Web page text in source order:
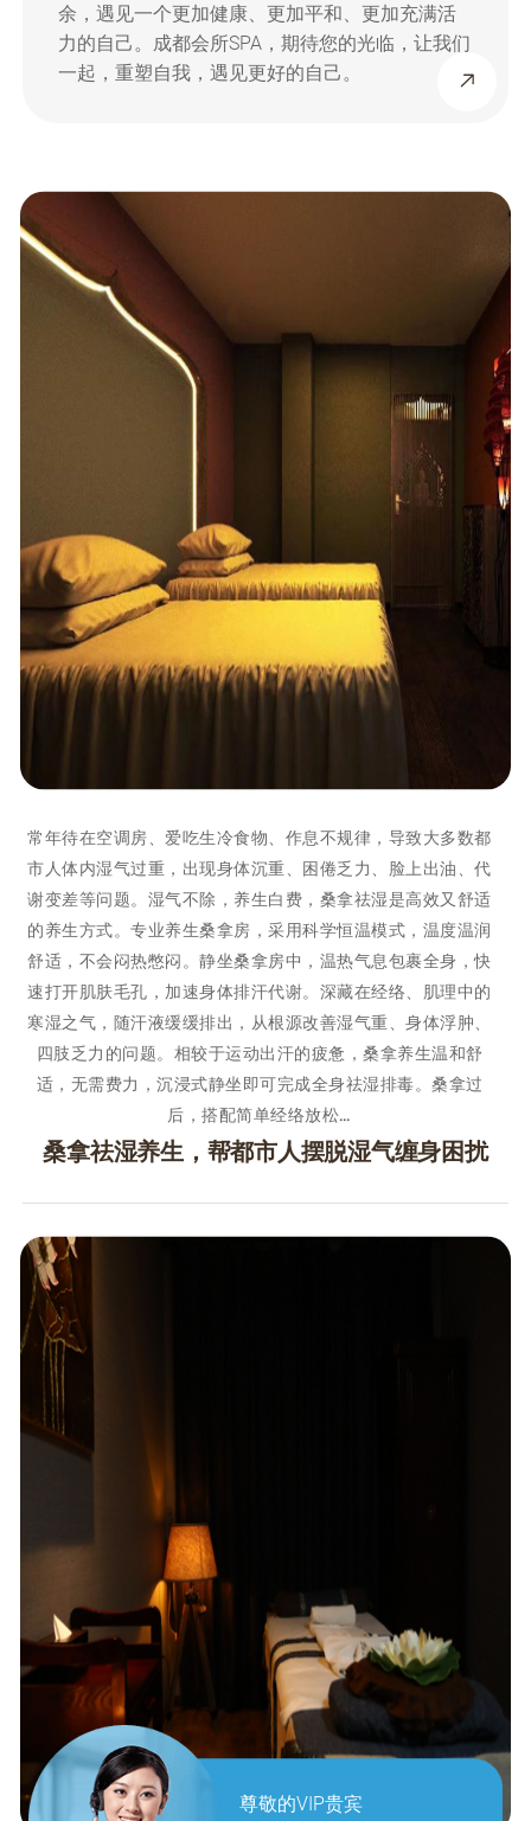
尊敬的VIP贵宾
余，遇见一个更加健康、更加平和、更加充满活
力的自己。成都会所SPA，期待您的光临，让我们
一起，重塑自我，遇见更好的自己。
常年待在空调房、爱吃生冷食物、作息不规律，导致大多数都
市人体内湿气过重，出现身体沉重、困倦乏力、脸上出油、代
谢变差等问题。湿气不除，养生白费，桑拿祛湿是高效又舒适
的养生方式。专业养生桑拿房，采用科学恒温模式，温度温润
舒适，不会闷热憋闷。静坐桑拿房中，温热气息包裹全身，快
速打开肌肤毛孔，加速身体排汗代谢。深藏在经络、肌理中的
寒湿之气，随汗液缓缓排出，从根源改善湿气重、身体浮肿、
四肢乏力的问题。相较于运动出汗的疲惫，桑拿养生温和舒
适，无需费力，沉浸式静坐即可完成全身祛湿排毒。桑拿过
后，搭配简单经络放松…
桑拿祛湿养生，帮都市人摆脱湿气缠身困扰